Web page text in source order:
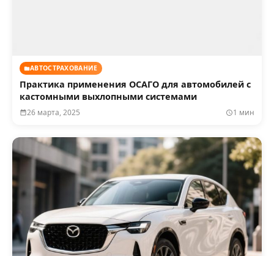
АВТОСТРАХОВАНИЕ
Практика применения ОСАГО для автомобилей с
кастомными выхлопными системами
26 марта, 2025 1 мин